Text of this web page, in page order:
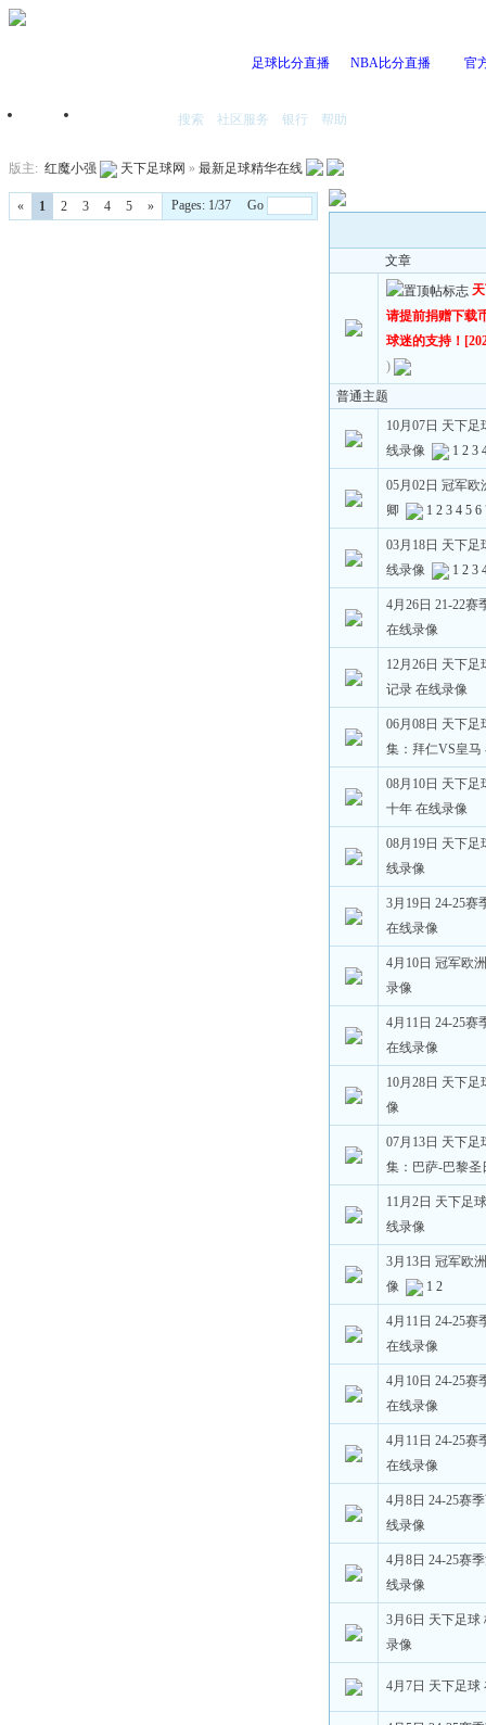
足球比分直播 NBA比分直播 官
首页 搜索 社区服务 银行 帮助
版主: 红魔小强 天下足球网 » 最新足球精华在线
« 1 2 3 4 5 » Pages: 1/37 Go
文章
请提前捐赠下载
球迷的支持！
)
普通主题
10月07日 天下
线录像
1 2 3
05月02日 冠军
卿
1 2 3 4 5 6
03月18日 天下
线录像
1 2 3
4月26日 21-22赛
在线录像
12月26日 天下
记录 在线录像
06月08日 天下
集：拜仁VS皇马
08月10日 天下
十年 在线录像
08月19日 天下
线录像
3月19日 24-25赛
在线录像
4月10日 冠军欧
录像
4月11日 24-25赛
在线录像
10月28日 天下
像
07月13日 天下
集：巴萨-巴黎圣
11月2日 天下足
线录像
3月13日 冠军欧
像
1 2
4月11日 24-25赛
在线录像
4月10日 24-25赛
在线录像
4月11日 24-25赛
在线录像
4月8日 24-25赛
线录像
4月8日 24-25赛
线录像
3月6日 天下足球
录像
4月7日 天下足球